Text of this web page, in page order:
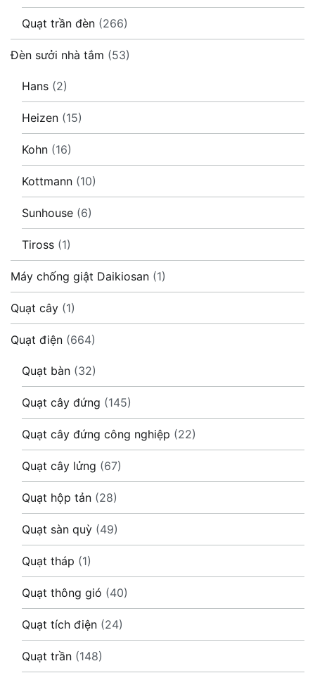
Quạt trần đèn (266)
Đèn sưởi nhà tắm (53)
Hans (2)
Heizen (15)
Kohn (16)
Kottmann (10)
Sunhouse (6)
Tiross (1)
Máy chống giật Daikiosan (1)
Quạt cây (1)
Quạt điện (664)
Quạt bàn (32)
Quạt cây đứng (145)
Quạt cây đứng công nghiệp (22)
Quạt cây lửng (67)
Quạt hộp tản (28)
Quạt sàn quỳ (49)
Quạt tháp (1)
Quạt thông gió (40)
Quạt tích điện (24)
Quạt trần (148)